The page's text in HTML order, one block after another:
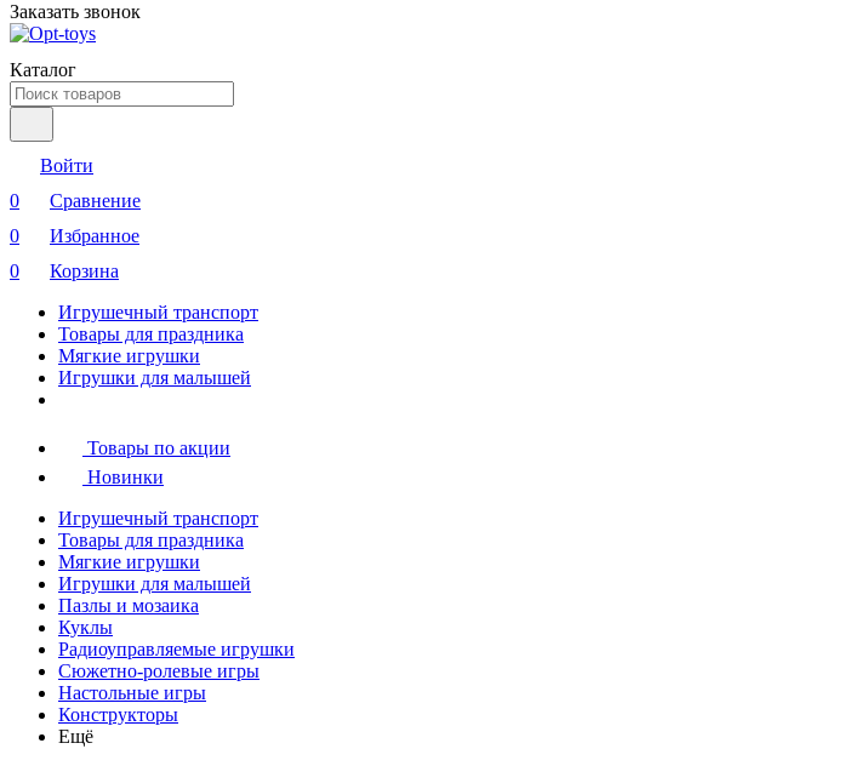
Заказать звонок
Каталог
Войти
0
Сравнение
0
Избранное
0
Корзина
Игрушечный транспорт
Товары для праздника
Мягкие игрушки
Игрушки для малышей
Товары по акции
Новинки
Игрушечный транспорт
Товары для праздника
Мягкие игрушки
Игрушки для малышей
Пазлы и мозаика
Куклы
Радиоуправляемые игрушки
Сюжетно-ролевые игры
Настольные игры
Конструкторы
Ещё